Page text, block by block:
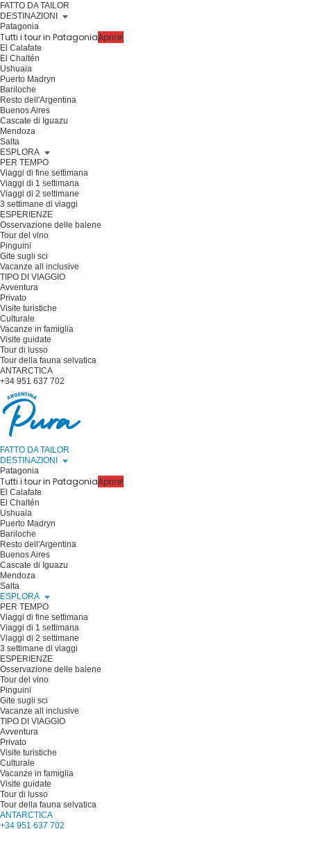
FATTO DA TAILOR
DESTINAZIONI
Patagonia
Tutti i tour in PatagoniaAprire!
El Calafate
El Chaltén
Ushuaia
Puerto Madryn
Bariloche
Resto dell'Argentina
Buenos Aires
Cascate di Iguazu
Mendoza
Salta
ESPLORA
PER TEMPO
Viaggi di fine settimana
Viaggi di 1 settimana
Viaggi di 2 settimane
3 settimane di viaggi
ESPERIENZE
Osservazione delle balene
Tour del vino
Pinguini
Gite sugli sci
Vacanze all inclusive
TIPO DI VIAGGIO
Avventura
Privato
Visite turistiche
Culturale
Vacanze in famiglia
Visite guidate
Tour di lusso
Tour della fauna selvatica
ANTARCTICA
+34 951 637 702
FATTO DA TAILOR
DESTINAZIONI
Patagonia
Tutti i tour in PatagoniaAprire!
El Calafate
El Chaltén
Ushuaia
Puerto Madryn
Bariloche
Resto dell'Argentina
Buenos Aires
Cascate di Iguazu
Mendoza
Salta
ESPLORA
PER TEMPO
Viaggi di fine settimana
Viaggi di 1 settimana
Viaggi di 2 settimane
3 settimane di viaggi
ESPERIENZE
Osservazione delle balene
Tour del vino
Pinguini
Gite sugli sci
Vacanze all inclusive
TIPO DI VIAGGIO
Avventura
Privato
Visite turistiche
Culturale
Vacanze in famiglia
Visite guidate
Tour di lusso
Tour della fauna selvatica
ANTARCTICA
+34 951 637 702